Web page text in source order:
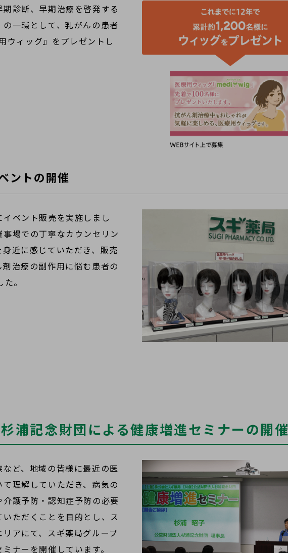
診断、早期治療を啓発する
の一環として、乳がんの患者
ウィッグ』をプレゼントし
ントの開催
ベント販売を実施しまし
場での丁寧なカウンセリン
近に感じていただき、販売
治療の副作用に悩む患者の
。
浦記念財団による健康増進セミナーの開催
ど、地域の皆様に最近の医
理解していただき、病気の
護予防・認知症予防の必要
ただくことを目的とし、ス
アにて、スギ薬局グループ
ナーを開催しています。